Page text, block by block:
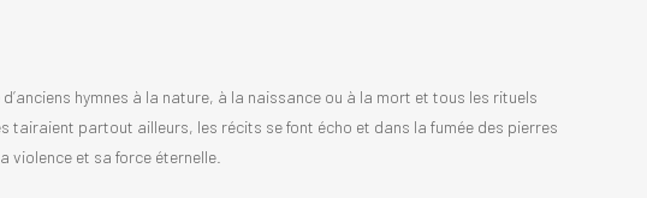
hymnes à la nature, à la naissance ou à la mort et tous les rituels
tairaient partout ailleurs, les récits se font écho et dans la fumée des pierres
et sa force éternelle.